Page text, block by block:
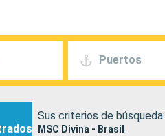
Puertos
Sus criterios de búsqueda:
MSC Divina - Brasil